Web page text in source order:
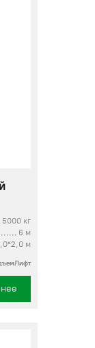
5000 кг
6 м
м